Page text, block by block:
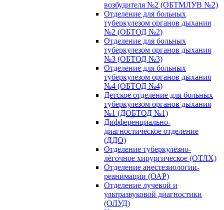
возбудителя №2 (ОБТМЛУВ №2)
Отделение для больных
туберкулезом органов дыхания
№2 (ОБТОД №2)
Отделение для больных
туберкулезом органов дыхания
№3 (ОБТОД №3)
Отделение для больных
туберкулезом органов дыхания
№4 (ОБТОД №4)
Детское отделение для больных
туберкулезом органов дыхания
№1 (ДОБТОД №1)
Дифференциально-
диагностическое отделение
(ДДО)
Отделение туберкулёзно-
лёгочное хирургическое (ОТЛХ)
Отделение анестезиологии-
реанимации (ОАР)
Отделение лучевой и
ультразвуковой диагностики
(ОЛУД)